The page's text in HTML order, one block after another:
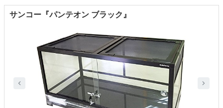
サンコー『パンテオン ブラック』